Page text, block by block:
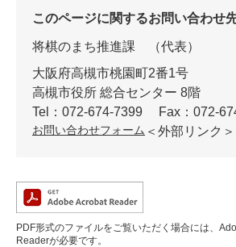
このページに関するお問い合わせ
将棋のまち推進課
代表
大阪府高槻市桃園町2番1号
高槻市役所 総合センター 8階
Tel：072-674-7399
Fax：072-
お問い合わせフォーム ＜外部リンク＞
PDF形式のファイルをご覧いただく場合には、
Readerが必要です。